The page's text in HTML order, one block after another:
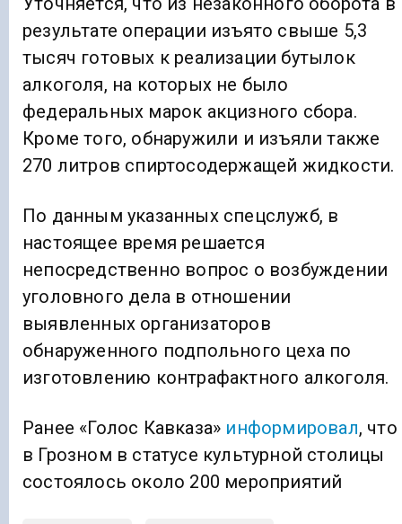
результате операции изъято свыше 5,3
тысяч готовых к реализации бутылок
алкоголя, на которых не было
федеральных марок акцизного сбора.
Кроме того, обнаружили и изъяли также
270 литров спиртосодержащей жидкости.
По данным указанных спецслужб, в
настоящее время решается
непосредственно вопрос о возбуждении
уголовного дела в отношении
выявленных организаторов
обнаруженного подпольного цеха по
изготовлению контрафактного алкоголя.
Ранее «Голос Кавказа» информировал, что
в Грозном в статусе культурной столицы
состоялось около 200 мероприятий